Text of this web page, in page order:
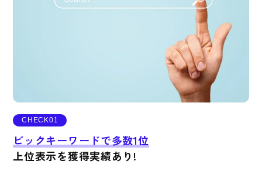
CHECK01
ビックキーワードで多数1位
上位表示を獲得実績あり!